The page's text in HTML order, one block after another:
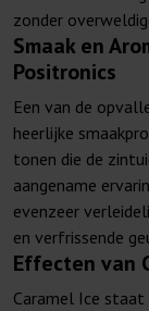
zonder
Smaak en
Positronics
Een van de
heerlijke
tonen die de
aangename
evenzeer
en verfrissende
Effecten van
Caramel Ice staat